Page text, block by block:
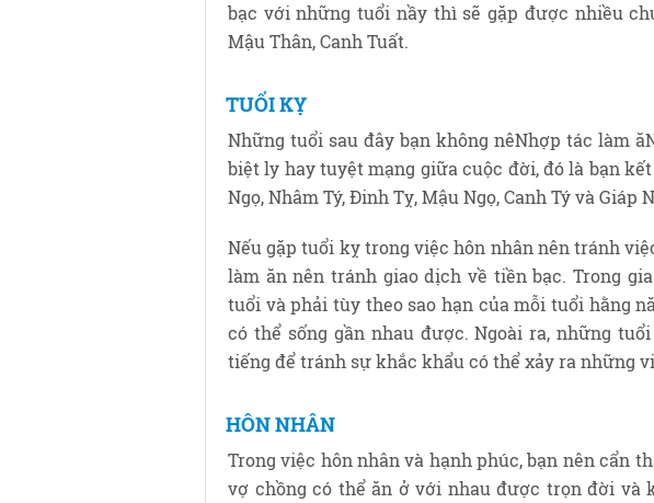
bạc với những tuổi nầy thì sẽ gặp được nhiều
Mậu Thân, Canh Tuất.
TUỔI KỴ
Những tuổi sau đây bạn không nêNhợp tác làm
biệt ly hay tuyệt mạng giữa cuộc đời, đó là bạn
Ngọ, Nhâm Tý, Đinh Tỵ, Mậu Ngọ, Canh Tý và
Nếu gặp tuổi kỵ trong việc hôn nhân nên tránh
làm ăn nên tránh giao dịch về tiền bạc. Trong
tuổi và phải tùy theo sao hạn của mỗi tuổi hằng
có thể sống gần nhau được. Ngoài ra, những
tiếng để tránh sự khắc khẩu có thể xảy ra những
HÔN NHÂN
Trong việc hôn nhân và hạnh phúc, bạn nên cẩn
vợ chồng có thể ăn ở với nhau được trọn đời và